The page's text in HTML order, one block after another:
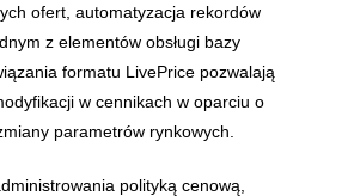
ofert, automatyzacja rekordów
z elementów obsługi bazy
formatu LivePrice pozwalają
w cennikach w oparciu o
parametrów rynkowych.
polityką cenową,